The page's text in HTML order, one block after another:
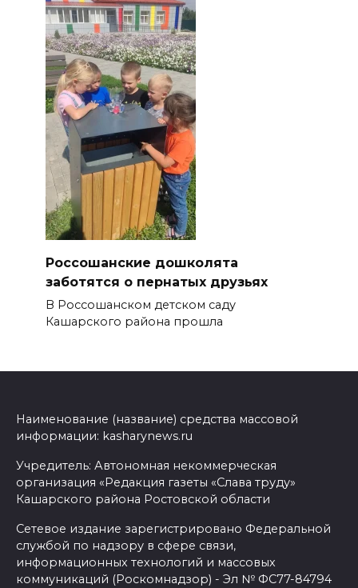
Россошанские дошколята
заботятся о пернатых друзьях
В Россошанском детском саду
Кашарского района прошла
Наименование (название) средства массовой
информации: kasharynews.ru
Учредитель: Автономная некоммерческая
организация «Редакция газеты «Слава труду»
Кашарского района Ростовской области
Сетевое издание зарегистрировано Федеральной
службой по надзору в сфере связи,
информационных технологий и массовых
коммуникаций (Роскомнадзор) - Эл № ФС77-84794